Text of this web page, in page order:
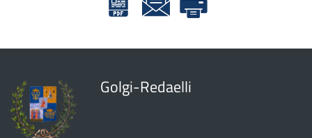
Golgi-Redaelli